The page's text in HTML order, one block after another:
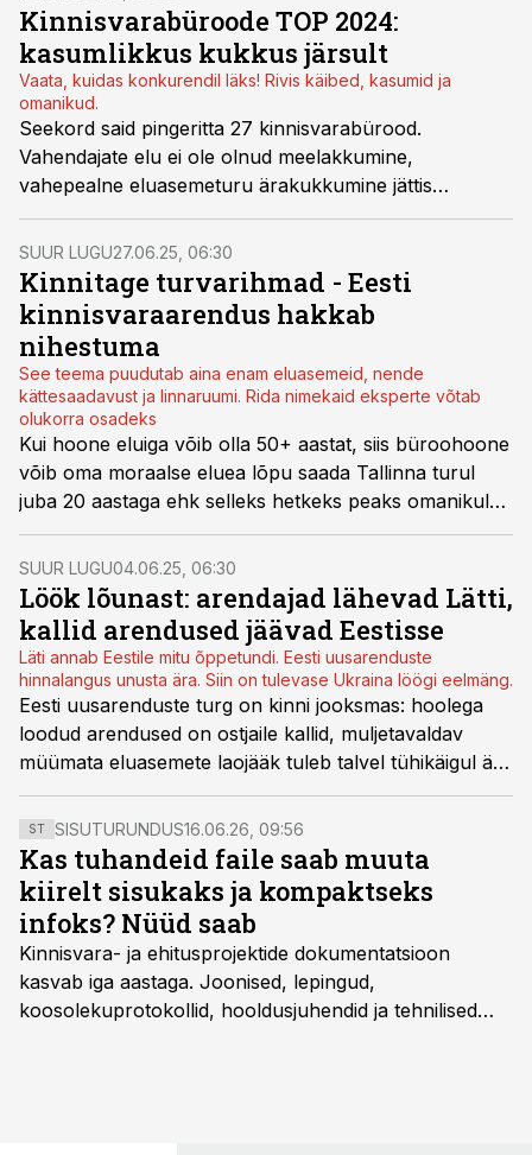
Kinnisvarabüroode TOP 2024:
kasumlikkus kukkus järsult
Vaata, kuidas konkurendil läks! Rivis käibed, kasumid ja
omanikud.
Seekord said pingeritta 27 kinnisvarabürood.
Vahendajate elu ei ole olnud meelakkumine,
vahepealne eluasemeturu ärakukkumine jättis
pingerealiste tegevusse jälje. Samas on pingereas
võitlus paremate kohtade pärast, võrreldes
varasematega, tasavägisem.
SUUR LUGU27.06.25, 06:30
Kinnitage turvarihmad - Eesti
kinnisvaraarendus hakkab
nihestuma
See teema puudutab aina enam eluasemeid, nende
kättesaadavust ja linnaruumi. Rida nimekaid eksperte võtab
olukorra osadeks
Kui hoone eluiga võib olla 50+ aastat, siis büroohoone
võib oma moraalse eluea lõpu saada Tallinna turul
juba 20 aastaga ehk selleks hetkeks peaks omanikul
olema varuplaan, tõdeb RE Kinnisvara partner Andi
Pleskovski tänase loo intervjuus. Olukorrale annab
hagu löök lõunast , mis keerab näiteks siinsele turule
vinte peale veelgi.
SUUR LUGU04.06.25, 06:30
Löök lõunast: arendajad lähevad Lätti,
kallid arendused jäävad Eestisse
Läti annab Eestile mitu õppetundi. Eesti uusarenduste
hinnalangus unusta ära. Siin on tulevase Ukraina löögi eelmäng.
Eesti uusarenduste turg on kinni jooksmas: hoolega
loodud arendused on ostjaile kallid, muljetavaldav
müümata eluasemete laojääk tuleb talvel tühikäigul ära
kütta. Käibemaksutõus teeb pildi veel kehvemaks.
Lahendus aga paistab Lätis. Nimekad arendajad
avaldavad, mida kõike põnevat sealt saab. Ent siit
tagant kumab üle turu kiirgav löök.
ST SISUTURUNDUS16.06.26, 09:56
Kas tuhandeid faile saab muuta
kiirelt sisukaks ja kompaktseks
infoks? Nüüd saab
Kinnisvara- ja ehitusprojektide dokumentatsioon
kasvab iga aastaga. Joonised, lepingud,
koosolekuprotokollid, hooldusjuhendid ja tehnilised